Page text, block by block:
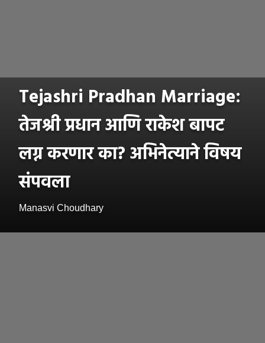
Tejashri Pradhan Marriage:
तेजश्री प्रधान आणि राकेश बापट
लग्न करणार का? अभिनेत्याने विषय
संपवला
Manasvi Choudhary